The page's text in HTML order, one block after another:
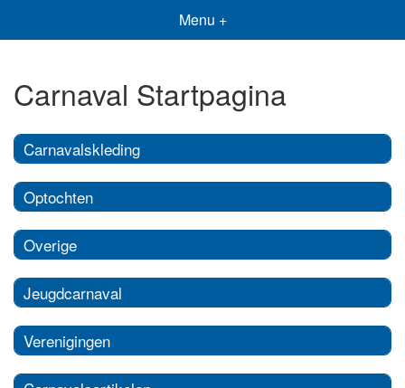
Menu +
Carnaval Startpagina
Carnavalskleding
Optochten
Overige
Jeugdcarnaval
Verenigingen